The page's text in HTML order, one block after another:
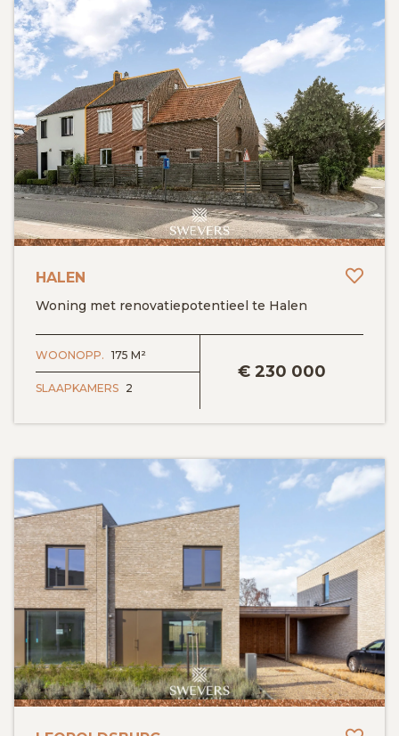
HALEN
Woning met renovatiepotentieel te Halen
€ 230 000
WOONOPP. 175 M²
SLAAPKAMERS 2
BEKIJK DETAILS